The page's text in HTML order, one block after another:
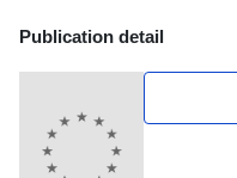
Publication
Publication detail